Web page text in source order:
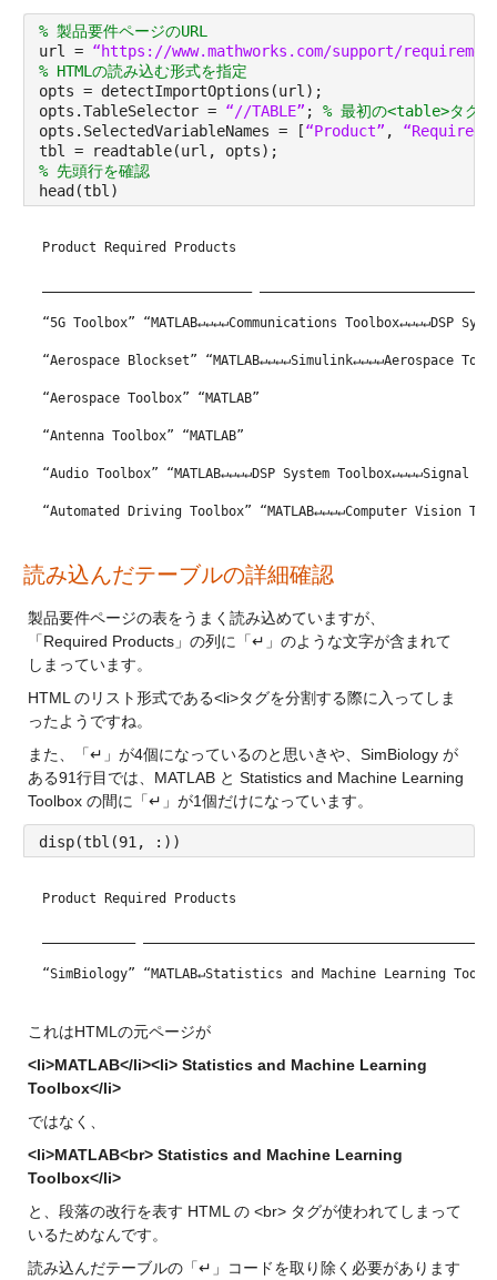
% 製品要件ページのURL
url = “https://www.mathworks.com/support/
% HTMLの読み込む形式を指定
opts = detectImportOptions(url);
opts.TableSelector = “//TABLE” ; % 最初の<table>タグを
opts.SelectedVariableNames = [“Product” , “Required
tbl = readtable(url, opts);
% 先頭行を確認
head(tbl)
Product Required Products
“5G Toolbox” “MATLAB↵↵↵↵Communications Toolbox↵↵↵↵DSP
“Aerospace Blockset” “MATLAB↵↵↵↵Simulink↵↵↵↵Aerospace
“Aerospace Toolbox” “MATLAB”
“Antenna Toolbox” “MATLAB”
“Audio Toolbox” “MATLAB↵↵↵↵DSP System Toolbox↵↵↵↵Signal
“Automated Driving Toolbox” “MATLAB↵↵↵↵Computer Vision
“Bioinformatics Toolbox” “MATLAB↵↵↵↵Statistics and
読み込んだテーブルの詳細確認
製品要件ページの表をうまく読み込めていますが、
「Required Products」の列に「↵」のような文字が含まれて
しまっています。
HTML のリスト形式である<li>タグを分割する際に入ってしま
ったようですね。
また、「↵」が4個になっているのと思いきや、SimBiology が
ある91行目では、MATLAB と Statistics and Machine Learning
Toolbox の間に「↵」が1個だけになっています。
disp(tbl(91, :))
Product Required Products
“SimBiology” “MATLAB↵Statistics and Machine Learning
これはHTMLの元ページが
<li>MATLAB</li><li> Statistics and Machine Learning
Toolbox</li>
ではなく、
<li>MATLAB<br> Statistics and Machine Learning
Toolbox</li>
と、段落の改行を表す HTML の <br> タグが使われてしまって
いるためなんです。
読み込んだテーブルの「↵」コードを取り除く必要があります